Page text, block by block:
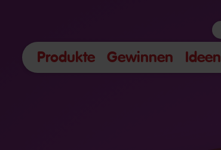
Produkte Gewinnen Ideen